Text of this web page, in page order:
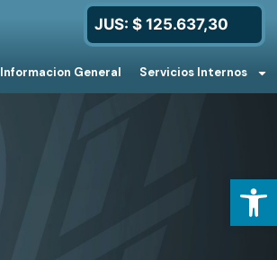
Informacion General Servicios Internos
JUS: $ 125.637,30